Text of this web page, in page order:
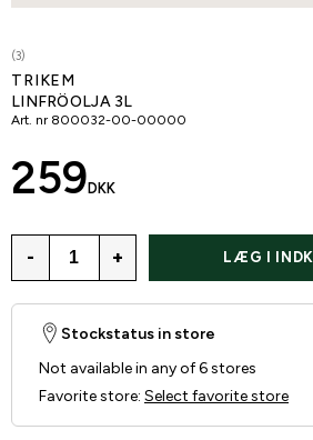
(3)
TRIKEM
LINFRÖOLJA 3L
Art. nr 800032-00-00000
259 DKK
- + LÆG I
Stockstatus in store
Not available in any of 6 stores
Favorite store: Select favorite store